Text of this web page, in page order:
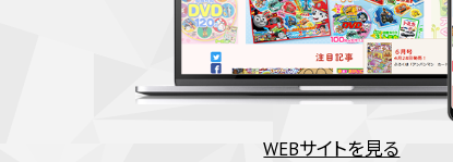
WEBサイトを見る